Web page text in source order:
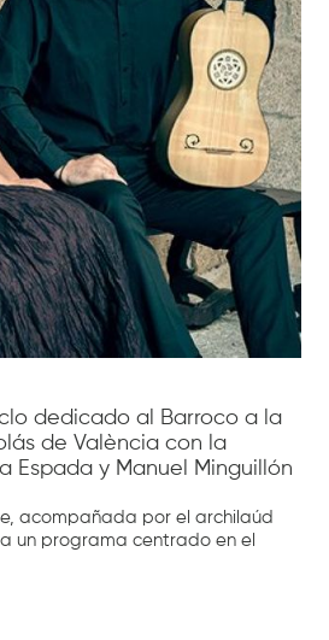
dedicado al Barroco a la
de València con la
Espada y Manuel Minguillón
acompañada por el archilaúd
un programa centrado en el